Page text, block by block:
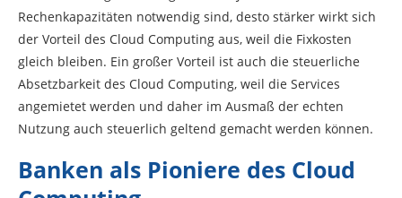
Rechenkapazitäten notwendig sind, desto stärker wirkt sich
der Vorteil des Cloud Computing aus, weil die Fixkosten
gleich bleiben. Ein großer Vorteil ist auch die steuerliche
Absetzbarkeit des Cloud Computing, weil die Services
angemietet werden und daher im Ausmaß der echten
Nutzung auch steuerlich geltend gemacht werden können.
Banken als Pioniere des Cloud